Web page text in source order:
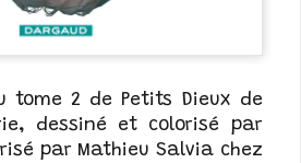
tome 2 de Petits Dieux de
dessiné et colorisé par
par Mathieu Salvia chez